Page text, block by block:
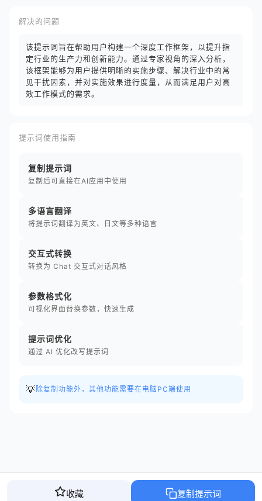
解决的问题
该提示词旨在帮助用户构建一个深度工作框架，以提升指
定行业的生产力和创新能力。通过专家视角的深入分析，
该框架能够为用户提供明晰的实施步骤、解决行业中的常
见干扰因素，并对实施效果进行度量，从而满足用户对高
效工作模式的需求。
提示词使用指南
复制提示词
复制后可直接在AI应用中使用
多语言翻译
将提示词翻译为英文、日文等多种语言
交互式转换
转换为 Chat 交互式对话风格
参数格式化
可视化界面替换参数，快速生成
提示词优化
通过 AI 优化改写提示词
💡 除复制功能外，其他功能需要在电脑PC端使用
收藏 复制提示词